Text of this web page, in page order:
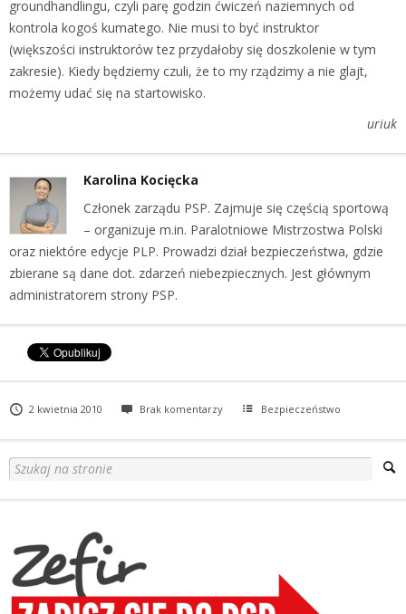
groundhandlingu, czyli parę godzin ćwiczeń naziemnych od
kontrola kogoś kumatego. Nie musi to być instruktor
(większości instruktorów tez przydałoby się doszkolenie w tym
zakresie). Kiedy będziemy czuli, że to my rządzimy a nie glajt,
możemy udać się na startowisko.
uriuk
Karolina Kocięcka
Członek zarządu PSP. Zajmuje się częścią sportową
– organizuje m.in. Paralotniowe Mistrzostwa Polski
oraz niektóre edycje PLP. Prowadzi dział bezpieczeństwa, gdzie
zbierane są dane dot. zdarzeń niebezpiecznych. Jest głównym
administratorem strony PSP.
2 kwietnia 2010 Brak komentarzy Bezpieczeństwo